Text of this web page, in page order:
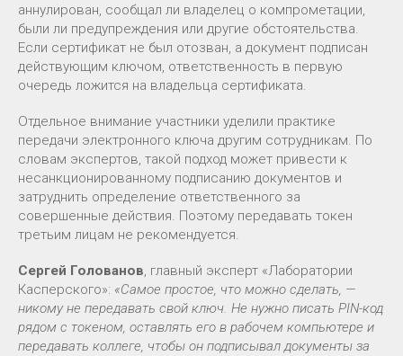
аннулирован, сообщал ли владелец о компрометации,
были ли предупреждения или другие обстоятельства.
Если сертификат не был отозван, а документ подписан
действующим ключом, ответственность в первую
очередь ложится на владельца сертификата.
Отдельное внимание участники уделили практике
передачи электронного ключа другим сотрудникам. По
словам экспертов, такой подход может привести к
несанкционированному подписанию документов и
затруднить определение ответственного за
совершенные действия. Поэтому передавать токен
третьим лицам не рекомендуется.
Сергей Голованов, главный эксперт «Лаборатории
Касперского»: «Самое простое, что можно сделать, —
никому не передавать свой ключ. Не нужно писать PIN-код
рядом с токеном, оставлять его в рабочем компьютере и
передавать коллеге, чтобы он подписывал документы за